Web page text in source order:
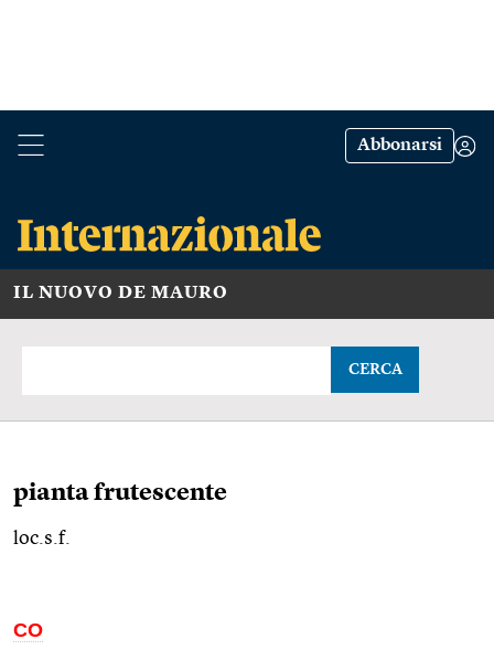
Abbonarsi
IL NUOVO DE MAURO
CERCA
pianta frutescente
loc.s.f.
CO